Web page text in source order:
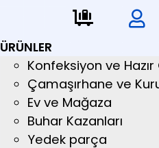
ÜRÜNLER
Konfeksiyon ve
Çamaşırhane ve
Ev ve Mağaza
Buhar Kazanları
Yedek parça